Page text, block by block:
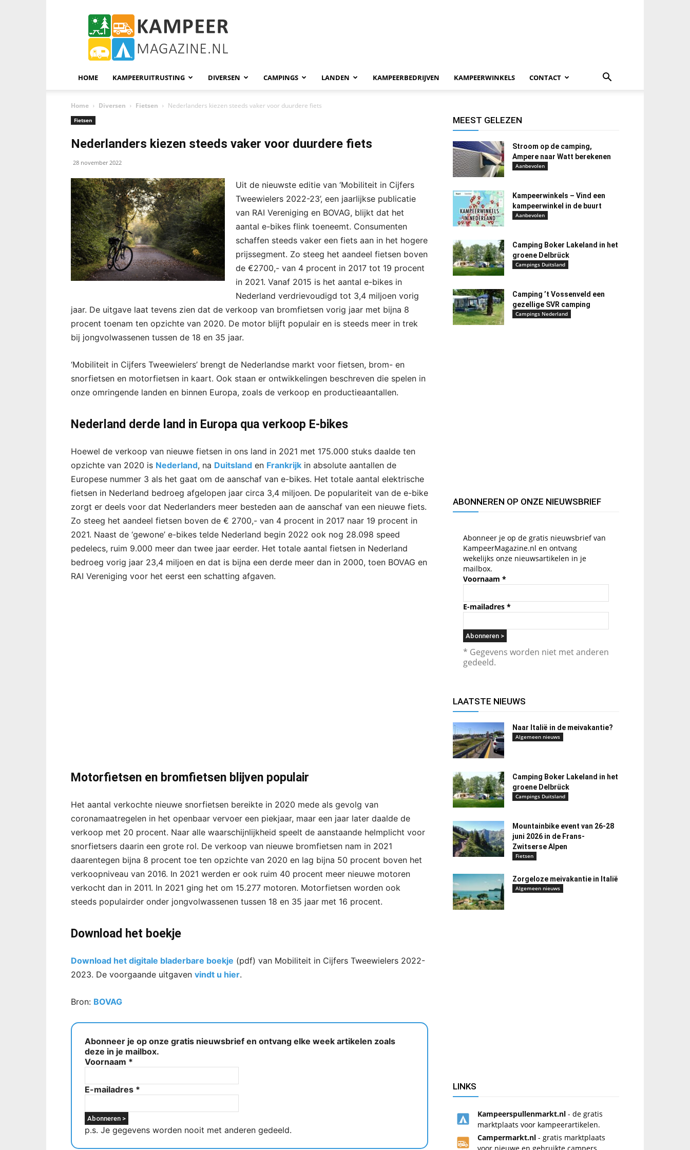
KampeerMagazine
HOME KAMPEERUITRUSTING DIVERSEN CAMPINGS LANDEN KAMPEERBEDRIJVEN KAMPEERWINKELS CONTACT
Home Diversen Fietsen Nederlanders kiezen steeds vaker voor duurdere fiets
Fietsen
Nederlanders kiezen steeds vaker voor duurdere fiets
28 november 2022
Uit de nieuwste editie van ‘Mobiliteit in Cijfers
Tweewielers 2022-23’, een jaarlijkse publicatie
van RAI Vereniging en BOVAG, blijkt dat het
aantal e-bikes flink toeneemt. Consumenten
schaffen steeds vaker een fiets aan in het hogere
prijssegment. Zo steeg het aandeel fietsen boven
de €2700,- van 4 procent in 2017 tot 19 procent
in 2021. Vanaf 2015 is het aantal e-bikes in
Nederland verdrievoudigd tot 3,4 miljoen vorig
jaar. De uitgave laat tevens zien dat de verkoop van bromfietsen vorig jaar met bijna 8
procent toenam ten opzichte van 2020. De motor blijft populair en is steeds meer in trek
bij jongvolwassenen tussen de 18 en 35 jaar.
‘Mobiliteit in Cijfers Tweewielers’ brengt de Nederlandse markt voor fietsen, brom- en
snorfietsen en motorfietsen in kaart. Ook staan er ontwikkelingen beschreven die spelen in
onze omringende landen en binnen Europa, zoals de verkoop en productieaantallen.
Nederland derde land in Europa qua verkoop E-bikes
Hoewel de verkoop van nieuwe fietsen in ons land in 2021 met 175.000 stuks daalde ten
opzichte van 2020 is Nederland, na Duitsland en Frankrijk in absolute aantallen de
Europese nummer 3 als het gaat om de aanschaf van e-bikes. Het totale aantal elektrische
fietsen in Nederland bedroeg afgelopen jaar circa 3,4 miljoen. De populariteit van de e-bike
zorgt er deels voor dat Nederlanders meer besteden aan de aanschaf van een nieuwe fiets.
Zo steeg het aandeel fietsen boven de € 2700,- van 4 procent in 2017 naar 19 procent in
2021. Naast de ‘gewone’ e-bikes telde Nederland begin 2022 ook nog 28.098 speed
pedelecs, ruim 9.000 meer dan twee jaar eerder. Het totale aantal fietsen in Nederland
bedroeg vorig jaar 23,4 miljoen en dat is bijna een derde meer dan in 2000, toen BOVAG en
RAI Vereniging voor het eerst een schatting afgaven.
Motorfietsen en bromfietsen blijven populair
Het aantal verkochte nieuwe snorfietsen bereikte in 2020 mede als gevolg van
coronamaatregelen in het openbaar vervoer een piekjaar, maar een jaar later daalde de
verkoop met 20 procent. Naar alle waarschijnlijkheid speelt de aanstaande helmplicht voor
snorfietsers daarin een grote rol. De verkoop van nieuwe bromfietsen nam in 2021
daarentegen bijna 8 procent toe ten opzichte van 2020 en lag bijna 50 procent boven het
verkoopniveau van 2016. In 2021 werden er ook ruim 40 procent meer nieuwe motoren
verkocht dan in 2011. In 2021 ging het om 15.277 motoren. Motorfietsen worden ook
steeds populairder onder jongvolwassenen tussen 18 en 35 jaar met 16 procent.
Download het boekje
Download het digitale bladerbare boekje (pdf) van Mobiliteit in Cijfers Tweewielers 2022-
2023. De voorgaande uitgaven vindt u hier.
Bron: BOVAG
Abonneer je op onze gratis nieuwsbrief en ontvang elke week artikelen zoals
deze in je mailbox.
Voornaam *
E-mailadres *
p.s. Je gegevens worden nooit met anderen gedeeld.
MEEST GELEZEN
Stroom op de camping,
Ampere naar Watt berekenen
Aanbevolen
Kampeerwinkels – Vind een
kampeerwinkel in de buurt
Aanbevolen
Camping Boker Lakeland in het
groene Delbrück
Campings Duitsland
Camping ’t Vossenveld een
gezellige SVR camping
Campings Nederland
ABONNEREN OP ONZE NIEUWSBRIEF
Abonneer je op de gratis nieuwsbrief van
KampeerMagazine.nl en ontvang
wekelijks onze nieuwsartikelen in je
mailbox.
Voornaam *
E-mailadres *
* Gegevens worden niet met anderen
gedeeld.
LAATSTE NIEUWS
Naar Italië in de meivakantie?
Algemeen nieuws
Camping Boker Lakeland in het
groene Delbrück
Campings Duitsland
Mountainbike event van 26-28
juni 2026 in de Frans-
Zwitserse Alpen
Fietsen
Zorgeloze meivakantie in Italië
Algemeen nieuws
LINKS
Kampeerspullenmarkt.nl - de gratis
marktplaats voor kampeerartikelen.
Campermarkt.nl - gratis marktplaats